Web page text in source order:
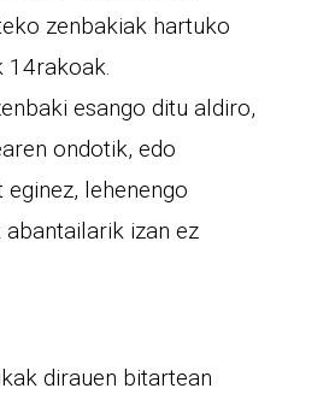
zenbakiak hartuko
14rakoak.
esango ditu aldiro,
ondotik, edo
lehenengo
izan ez
dirauen bitartean